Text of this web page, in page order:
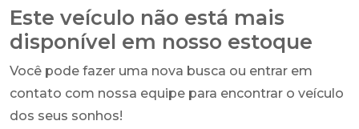
Este veículo não está mais
disponível em nosso estoque
Você pode fazer uma nova busca ou entrar em
contato com nossa equipe para encontrar o veículo
dos seus sonhos!